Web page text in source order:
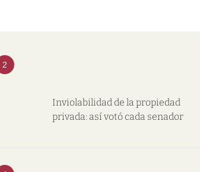
2
Inviolabilidad de la propiedad
privada: así votó cada senador